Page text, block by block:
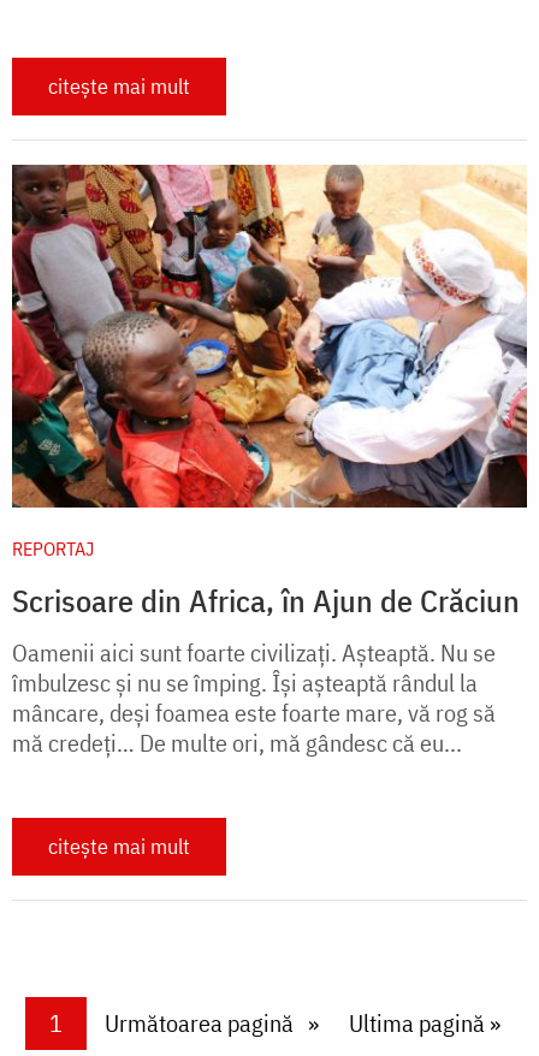
citește mai mult
REPORTAJ
Scrisoare din Africa, în Ajun de Crăciun
Oamenii aici sunt foarte civilizați. Așteaptă. Nu se
îmbulzesc și nu se împing. Își așteaptă rândul la
mâncare, deși foamea este foarte mare, vă rog să
mă credeți… De multe ori, mă gândesc că eu...
citește mai mult
PaginareCurrent page
1 Next page
Următoarea pagină Last page
Ultima pagină »